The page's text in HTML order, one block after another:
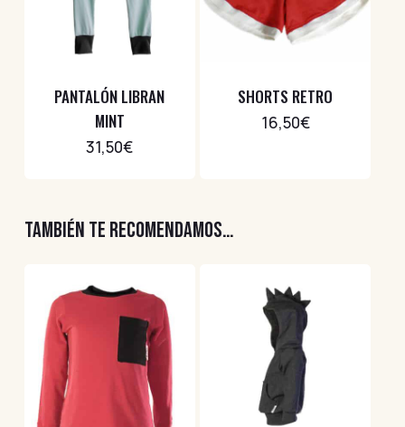
PANTALÓN LIBRAN
MINT
31,50€
SHORTS RETRO
16,50€
TAMBIÉN TE RECOMENDAMOS…